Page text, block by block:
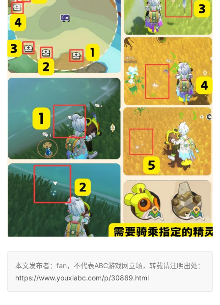
本文发布者：fan，不代表ABC游戏网立场，转载请注明出处：
https://www.youxiabc.com/p/30869.html